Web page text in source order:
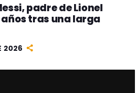
padre de Lionel
años tras una larga
2026